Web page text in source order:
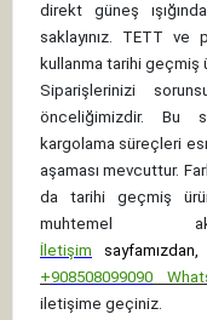
direkt güneş
saklayınız. TETT ve
kullanma tarihi geçmiş
Siparişlerinizi
önceliğimizdir. Bu
kargolama süreçleri
aşaması mevcuttur.
da tarihi geçmiş
muhtemel
İletişim
sayfamızdan,
+908508099090
iletişime geçiniz.